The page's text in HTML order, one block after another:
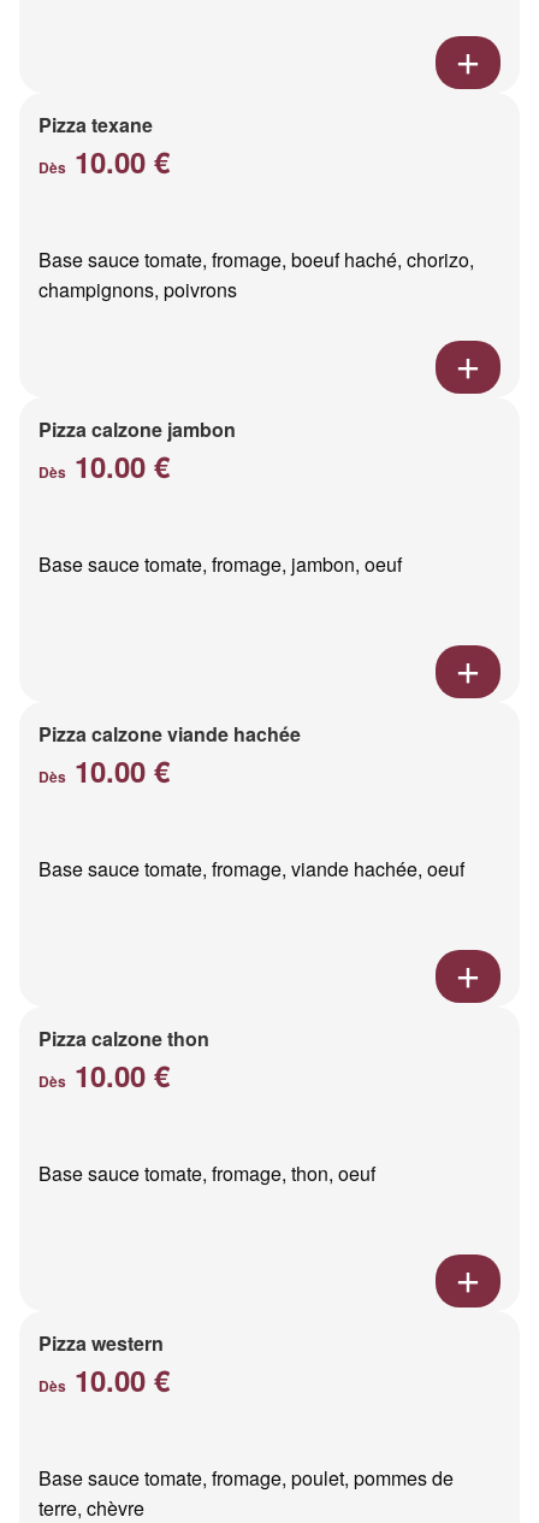
Pizza texane
Dès 10.00 €
Base sauce tomate, fromage, boeuf haché, chorizo,
champignons, poivrons
Pizza calzone jambon
Dès 10.00 €
Base sauce tomate, fromage, jambon, oeuf
Pizza calzone viande hachée
Dès 10.00 €
Base sauce tomate, fromage, viande hachée, oeuf
Pizza calzone thon
Dès 10.00 €
Base sauce tomate, fromage, thon, oeuf
Pizza western
Dès 10.00 €
Base sauce tomate, fromage, poulet, pommes de
terre, chèvre